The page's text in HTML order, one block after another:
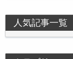
人気記事一覧